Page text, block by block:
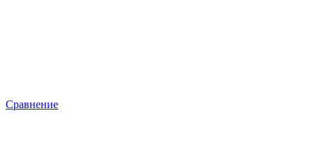
Сравнение